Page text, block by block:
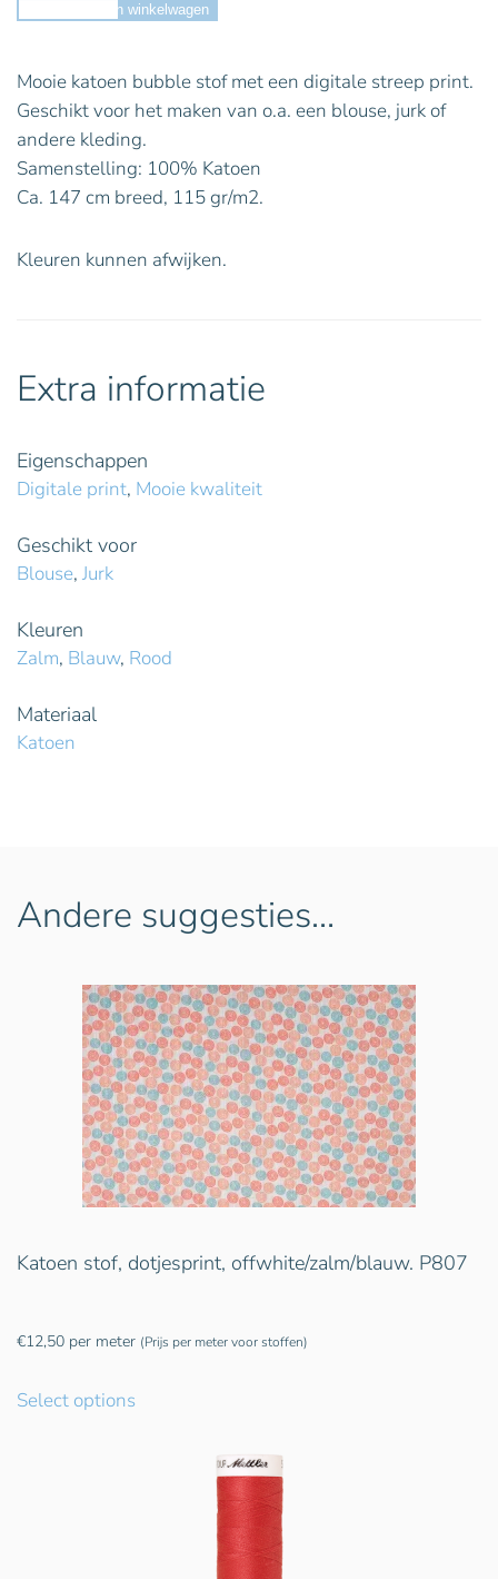
Toevoegen aan winkelwagen
Mooie katoen bubble stof met een digitale streep print.
Geschikt voor het maken van o.a. een blouse, jurk of
andere kleding.
Samenstelling: 100% Katoen
Ca. 147 cm breed, 115 gr/m2.
Kleuren kunnen afwijken.
Extra informatie
Eigenschappen
Digitale print, Mooie kwaliteit
Geschikt voor
Blouse, Jurk
Kleuren
Zalm, Blauw, Rood
Materiaal
Katoen
Andere suggesties…
Katoen stof, dotjesprint, offwhite/zalm/blauw. P807
€12,50 per meter (Prijs per meter voor stoffen)
Select options